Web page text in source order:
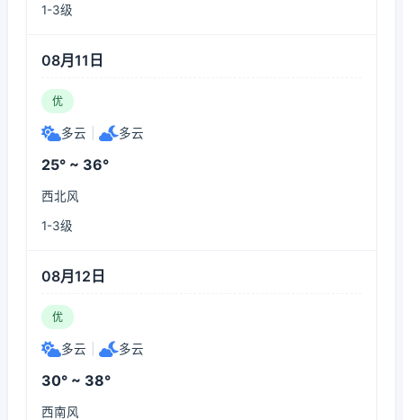
1-3级
08月11日
优
多云 多云
25° ~ 36°
西北风
1-3级
08月12日
优
多云 多云
30° ~ 38°
西南风